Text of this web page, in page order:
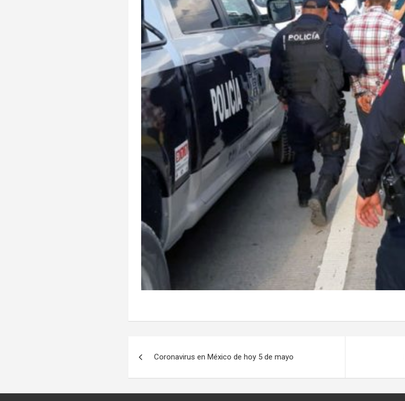
entradas
Coronavirus en México de hoy 5 de mayo